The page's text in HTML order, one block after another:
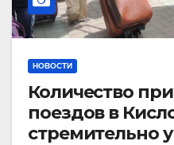
НОВОСТИ
Количество
поездов в
стремительно